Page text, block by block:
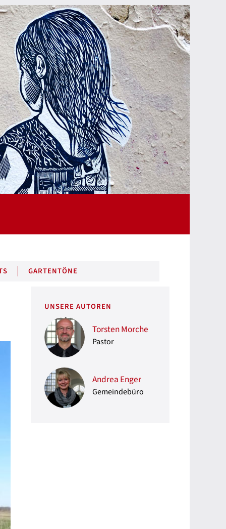
GARTENTÖNE
UNSERE AUTOREN
Torsten Morche
Pastor
Andrea Enger
Gemeindebüro